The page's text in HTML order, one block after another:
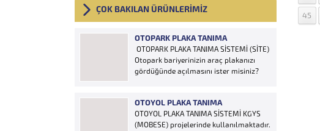
45
ÇOK BAKILAN ÜRÜNLERİMİZ
OTOPARK PLAKA TANIMA
OTOPARK PLAKA TANIMA SİSTEMİ (SİTE)
Otopark bariyerinizin araç plakanızı
gördüğünde açılmasını ister misiniz?
ürünlere ihtiyaç duymaz, aracınızın
plakasının olması bariyerinizin otomatik
açılması için yeterlidir… Plaka tanıma
OTOYOL PLAKA TANIMA
OTOYOL PLAKA TANIMA SİSTEMİ KGYS
(MOBESE) projelerinde kullanılmaktadır.